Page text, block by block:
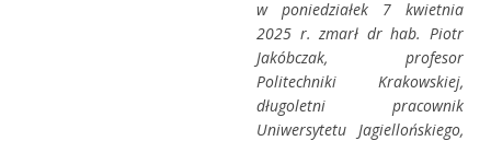
w poniedziałek 7 kwietnia
2025 r. zmarł dr hab. Piotr
Jakóbczak, profesor
Politechniki Krakowskiej,
długoletni pracownik
Uniwersytetu Jagiellońskiego,